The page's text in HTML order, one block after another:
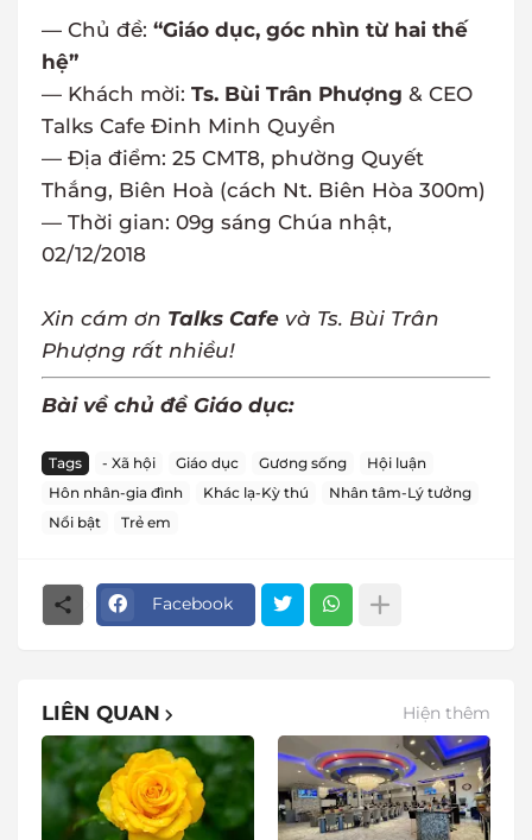
— Chủ đề: “Giáo dục, góc nhìn từ hai thế
hệ”
— Khách mời: Ts. Bùi Trân Phượng & CEO
Talks Cafe Đinh Minh Quyền
— Địa điểm: 25 CMT8, phường Quyết
Thắng, Biên Hoà (cách Nt. Biên Hòa 300m)
— Thời gian: 09g sáng Chúa nhật,
02/12/2018
Xin cám ơn Talks Cafe và Ts. Bùi Trân
Phượng rất nhiều!
Bài về chủ đề Giáo dục:
Tags - Xã hội Giáo dục Gương sống
Hội luận
Hôn nhân-gia đình
Khác lạ-Kỳ thú
Nhân tâm-Lý tưởng
Nổi bật
Trẻ em
Facebook
LIÊN QUAN Hiện thêm